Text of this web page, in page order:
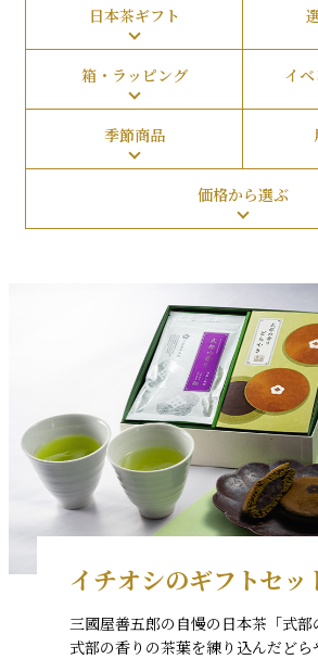
日本茶ギフト
箱・ラッピング イ
季節商品
価格から選ぶ
イチオシのギフトセッ
三國屋善五郎の自慢の日本茶「式部
式部の香りの茶葉を練り込んだどら